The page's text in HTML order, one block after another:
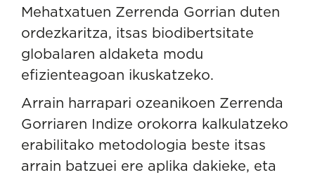
Mehatxatuen Zerrenda Gorrian duten
ordezkaritza, itsas biodibertsitate
globalaren aldaketa modu
efizienteagoan ikuskatzeko.
Arrain harrapari ozeanikoen Zerrenda
Gorriaren Indize orokorra kalkulatzeko
erabilitako metodologia beste itsas
arrain batzuei ere aplika dakieke, eta